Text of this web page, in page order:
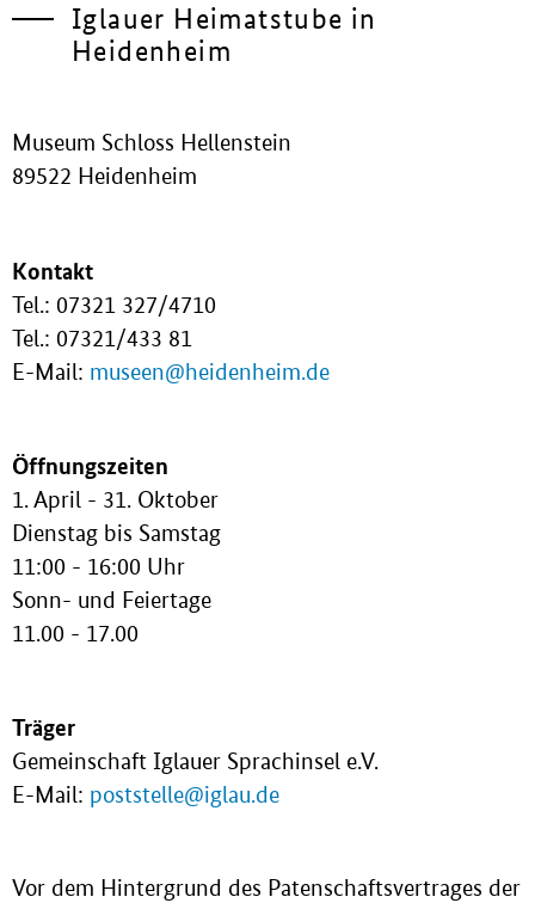
Iglauer Heimatstube in
Heidenheim
Museum Schloss Hellenstein
89522 Heidenheim
Kontakt
Tel.: 07321 327/4710
Tel.: 07321/433 81
E-Mail: museen@heidenheim.de
Öffnungszeiten
1. April - 31. Oktober
Dienstag bis Samstag
11:00 - 16:00 Uhr
Sonn- und Feiertage
11.00 - 17.00
Träger
Gemeinschaft Iglauer Sprachinsel e.V.
E-Mail: poststelle@iglau.de
Vor dem Hintergrund des Patenschaftsvertrages der